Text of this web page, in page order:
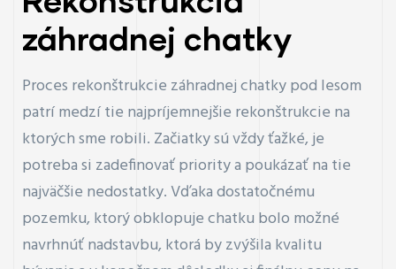
záhradnej chatky
Proces rekonštrukcie záhradnej chatky pod lesom
patrí medzí tie najpríjemnejšie rekonštrukcie na
ktorých sme robili. Začiatky sú vždy ťažké, je
potreba si zadefinovať priority a poukázať na tie
najväčšie nedostatky. Vďaka dostatočnému
pozemku, ktorý obklopuje chatku bolo možné
navrhnúť nadstavbu, ktorá by zvýšila kvalitu